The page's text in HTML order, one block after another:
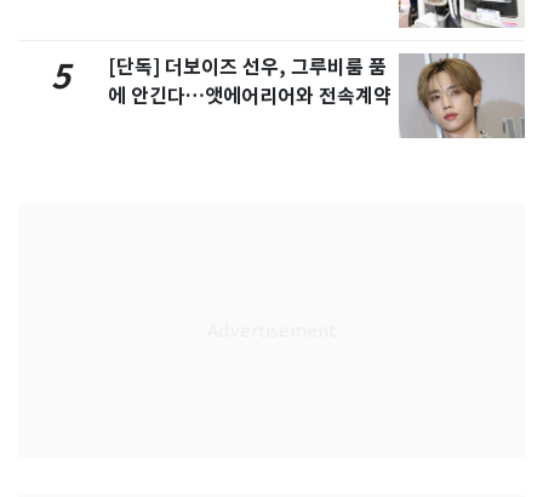
5
[단독] 더보이즈 선우, 그루비룸 품
에 안긴다…앳에어리어와 전속계약